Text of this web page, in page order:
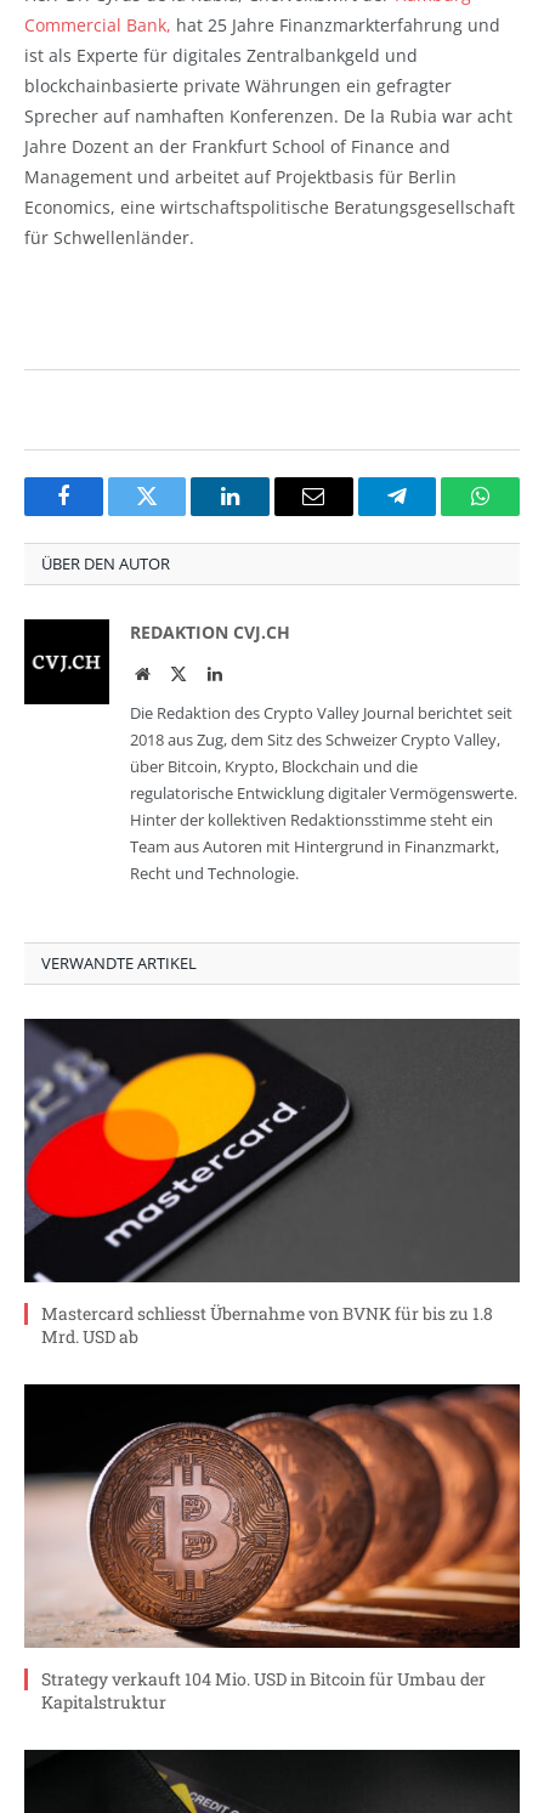
Commercial Bank, hat 25 Jahre Finanzmarkterfahrung und
ist als Experte für digitales Zentralbankgeld und
blockchainbasierte private Währungen ein gefragter
Sprecher auf namhaften Konferenzen. De la Rubia war acht
Jahre Dozent an der Frankfurt School of Finance and
Management und arbeitet auf Projektbasis für Berlin
Economics, eine wirtschaftspolitische Beratungsgesellschaft
für Schwellenländer.
FacebookTwitter LinkedInEmail Telegram
ÜBER DEN AUTOR
REDAKTION CVJ.CH
WebsiteTwitterLinkedIn
Die Redaktion des Crypto Valley Journal berichtet seit
2018 aus Zug, dem Sitz des Schweizer Crypto Valley,
über Bitcoin, Krypto, Blockchain und die
regulatorische Entwicklung digitaler Vermögenswerte.
Hinter der kollektiven Redaktionsstimme steht ein
Team aus Autoren mit Hintergrund in Finanzmarkt,
Recht und Technologie.
VERWANDTE ARTIKEL
Mastercard schliesst Übernahme von BVNK für bis zu 1.8
Mrd. USD ab
Strategy verkauft 104 Mio. USD in Bitcoin für Umbau der
Kapitalstruktur